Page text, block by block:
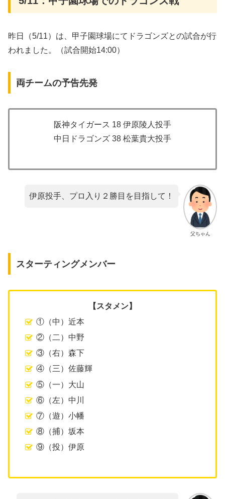
昨日（5/11）は、甲子園球場にてドラゴンズとの試合が行
われました。（試合開始14:00）
両チームの予告先発
阪神タイガース 18 伊原陵人投手
中日ドラゴンズ 38 松葉貴大投手
父ちゃん
伊原投手、プロ入り２勝目を目指して！
スターティングメンバー
【スタメン】
①（中）近本
②（二）中野
③（右）森下
④（三）佐藤輝
⑤（一）大山
⑥（左）中川
⑦（遊）小幡
⑧（捕）坂本
⑨（投）伊原